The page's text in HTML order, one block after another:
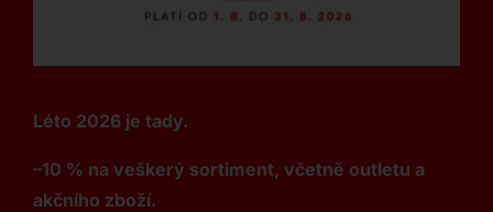
Léto 2026 je tady.
–10 % na veškerý sortiment, včetně outletu a
akčního zboží.